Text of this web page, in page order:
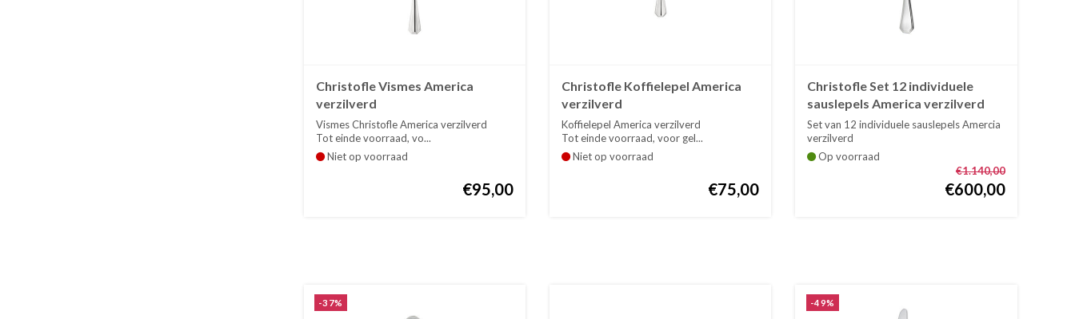
Christofle Vismes America
verzilverd
Vismes Christofle America verzilverd
Tot einde voorraad, vo...
Niet op voorraad
€95,00
Christofle Koffielepel America
verzilverd
Koffielepel America verzilverd
Tot einde voorraad, voor gel...
Niet op voorraad
€75,00
Christofle Set 12 individuele
sauslepels America verzilverd
Set van 12 individuele sauslepels Amercia
verzilverd
Tot ei...
Op voorraad
€1.140,00
€600,00
-37% -49%